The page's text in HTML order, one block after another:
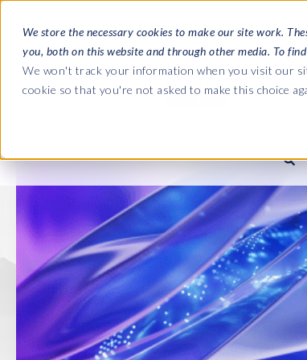
We store the necessary cookies to make our site work.
you, both on this website and through other media. To
We won't track your information when you visit our
cookie so that you're not asked to make this choice
Buste Paga SAP
Suite di produttività
Labs
Query Manager
Query Manager
SAP HCM/HXM
PRISM for HR &
Semplifica il
dell’integrazione
Payroll reporting
A
L'azienda
Chi siamo
Our culture
Careers
Partners